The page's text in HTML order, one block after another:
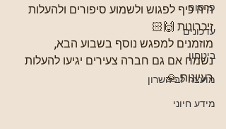
פרסום
עדכונים
ביטחון
מועצה לב השרון
מידע חיוני
היה כיף לפגוש ולשמוע סיפורים ולהעלות
זיכרונות 🙌🏻
מוזמנים למפגש נוסף בשבוע הבא,
נשמח אם גם חברה צעירים יגיעו להעלות
רעיונות 🙏